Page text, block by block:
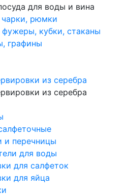
для воды и вина
рюмки
кубки, стаканы
графины
из серебра
из серебра
и перечницы
для воды
для салфеток
для яйца